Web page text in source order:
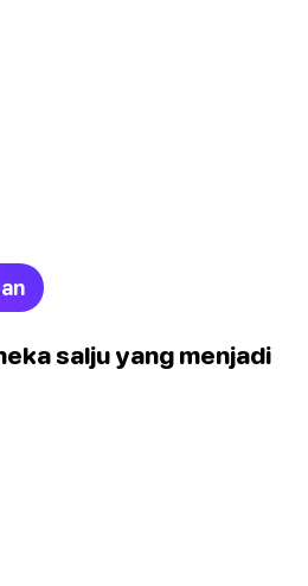
salju yang menjadi